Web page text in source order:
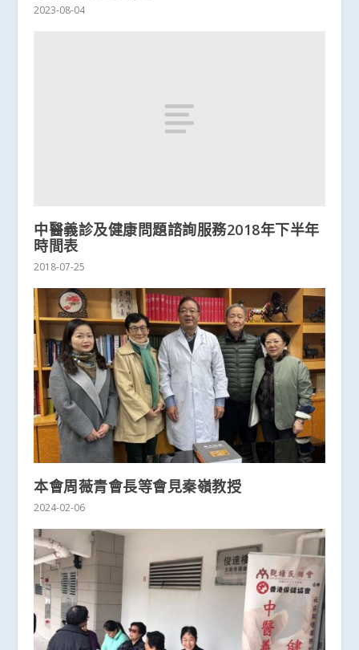
2023-08-04
中醫義診及健康問題諮詢服務2018年下半年
時間表
2018-07-25
本會周薇青會長等會見秦嶺教授
2024-02-06